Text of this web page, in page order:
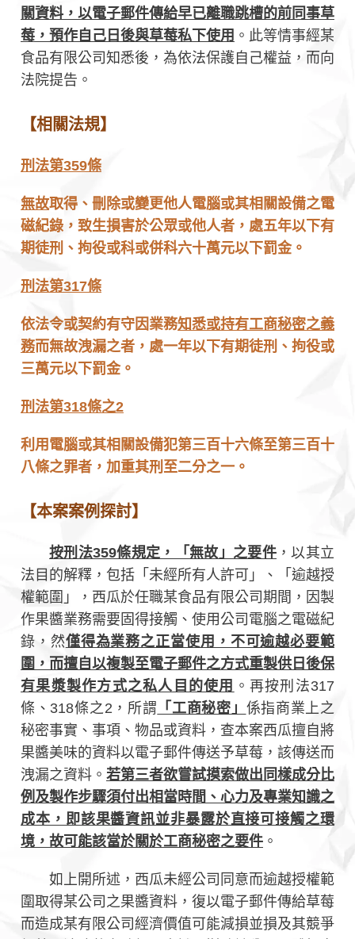
關資料，以電子郵件傳給早已離職跳槽的前同事草
莓，預作自己日後與草莓私下使用 。此等情事經某
食品有限公司知悉後，為依法保護自己權益，而向
法院提告。
【相關法規】
刑法第359條
無故取得、刪除或變更他人電腦或其相關設備之電
磁紀錄，致生損害於公眾或他人者，處五年以下有
期徒刑、拘役或科或併科六十萬元以下罰金。
刑法第317條
依法令或契約有守因業務知悉或持有工商秘密之義
務而無故洩漏之者，處一年以下有期徒刑、拘役或
三萬元以下罰金。
刑法第318條之2
利用電腦或其相關設備犯第三百十六條至第三百十
八條之罪者，加重其刑至二分之一。
【本案案例探討】
按刑法359條規定，「無故」之要件 ，以其立
法目的解釋，包括「未經所有人許可」、「逾越授
權範圍」，西瓜於任職某食品有限公司期間，因製
作果醬業務需要固得接觸、使用公司電腦之電磁紀
錄，然僅得為業務之正當使用，不可逾越必要範
圍，而擅自以複製至電子郵件之方式重製供日後保
有果漿製作方式之私人目的使用 。再按刑法317
條、318條之2，所謂 「工商秘密」 係指商業上之
秘密事實、事項、物品或資料，查本案西瓜擅自將
果醬美味的資料以電子郵件傳送予草莓，該傳送而
洩漏之資料。 若第三者欲嘗試摸索做出同樣成分比
例及製作步驟須付出相當時間、心力及專業知識之
成本，即該果醬資訊並非暴露於直接可接觸之環
境，故可能該當於關於工商秘密之要件 。
如上開所述，西瓜未經公司同意而逾越授權範
圍取得某公司之果醬資料，復以電子郵件傳給草莓
而造成某有限公司經濟價值可能減損並損及其競爭